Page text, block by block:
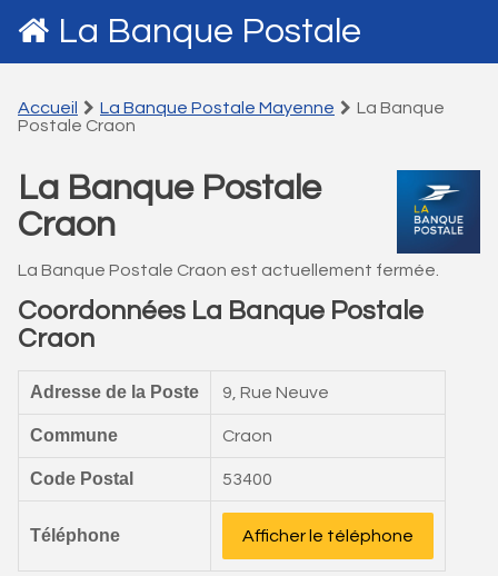
La Banque Postale
Accueil La Banque Postale Mayenne
La Banque
Postale Craon
La Banque Postale
Craon
La Banque Postale Craon est actuellement fermée.
Coordonnées La Banque Postale
Craon
Adresse de la Poste 9, Rue Neuve
Commune Craon
Code Postal 53400
Téléphone Afficher le téléphone